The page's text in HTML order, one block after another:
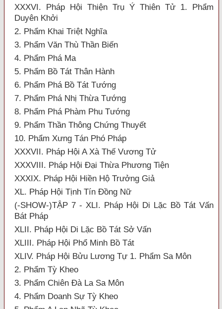
XXXVI. Pháp Hội Thiện Trụ Ý Thiên Tử 1. Phẩm
Duyên Khởi
2. Phẩm Khai Triệt Nghĩa
3. Phẩm Văn Thù Thần Biến
4. Phẩm Phá Ma
5. Phẩm Bồ Tát Thân Hành
6. Phẩm Phá Bồ Tát Tướng
7. Phẩm Phá Nhị Thừa Tướng
8. Phẩm Phá Phàm Phu Tướng
9. Phẩm Thần Thông Chứng Thuyết
10. Phẩm Xưng Tán Phó Pháp
XXXVII. Pháp Hội A Xà Thế Vương Tử
XXXVIII. Pháp Hội Đại Thừa Phương Tiện
XXXIX. Pháp Hội Hiền Hộ Trưởng Giả
XL. Pháp Hội Tịnh Tín Đồng Nữ
(-SHOW-)TẬP 7 - XLI. Pháp Hội Di Lặc Bồ Tát Vấn
Bát Pháp
XLII. Pháp Hội Di Lặc Bồ Tát Sở Vấn
XLIII. Pháp Hội Phổ Minh Bồ Tát
XLIV. Pháp Hội Bửu Lương Tự 1. Phẩm Sa Môn
2. Phẩm Tỳ Kheo
3. Phẩm Chiên Đà La Sa Môn
4. Phẩm Doanh Sự Tỳ Kheo